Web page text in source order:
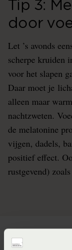
Tip 3:
door
Let ’s avonds
scherpe kruiden
voor het slapen
Daar moet je
alleen maar
nachtzweten.
de melatonine
vijgen, dadels,
positief effect.
rustgevend)